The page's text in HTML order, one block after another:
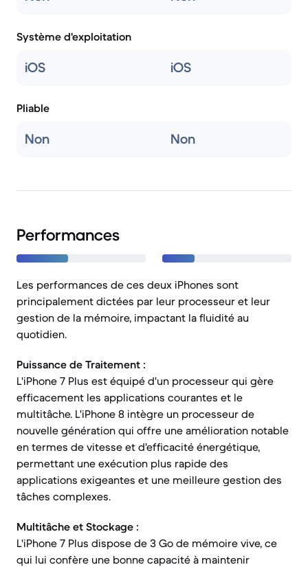
Système d'exploitation
iOS iOS
Pliable
Non Non
Performances
Les performances de ces deux iPhones sont
principalement dictées par leur processeur et leur
gestion de la mémoire, impactant la fluidité au
quotidien.
Puissance de Traitement :
L'iPhone 7 Plus est équipé d'un processeur qui gère
efficacement les applications courantes et le
multitâche. L'iPhone 8 intègre un processeur de
nouvelle génération qui offre une amélioration notable
en termes de vitesse et d'efficacité énergétique,
permettant une exécution plus rapide des
applications exigeantes et une meilleure gestion des
tâches complexes.
Multitâche et Stockage :
L'iPhone 7 Plus dispose de 3 Go de mémoire vive, ce
qui lui confère une bonne capacité à maintenir